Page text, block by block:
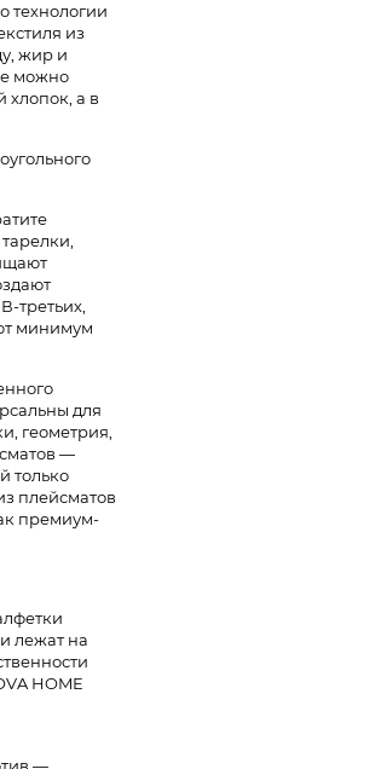
технологии
из
жир и
можно
хлопок, а в
третьих,
минимум
для
геометрия,
—
только
плейсматов
премиум-
лежат на
HOME